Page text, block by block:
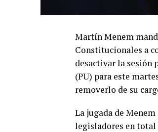
Martín Menem
Constitucionales a
desactivar la sesión
(PU) para este
removerlo de su
La jugada de
legisladores en total